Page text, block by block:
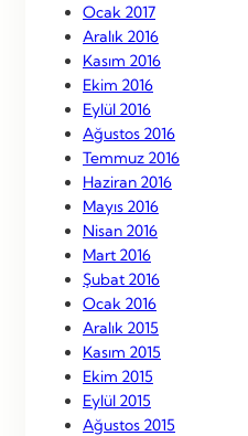
Ocak 2017
Aralık 2016
Kasım 2016
Ekim 2016
Eylül 2016
Ağustos 2016
Temmuz 2016
Haziran 2016
Mayıs 2016
Nisan 2016
Mart 2016
Şubat 2016
Ocak 2016
Aralık 2015
Kasım 2015
Ekim 2015
Eylül 2015
Ağustos 2015